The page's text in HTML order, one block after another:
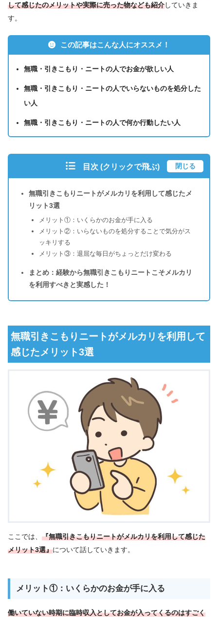
して感じたのメリットや実際に売った物なども紹介していきま
す。
この記事はこんな人にオススメ！
無職・引きこもり・ニートの人でお金が欲しい人
無職・引きこもり・ニートの人でいらないものを処分した
い人
無職・引きこもり・ニートの人で何か行動したい人
目次 (クリックで飛ぶ) 閉じる
無職引きこもりニートがメルカリを利用して感じたメ
リット3選
メリット①：いくらかのお金が手に入る
メリット②：いらないものを処分することで気分がス
ッキリする
メリット③：退屈な毎日がちょっとだけ変わる
まとめ：経験から無職引きこもりニートこそメルカリ
を利用すべきと実感した！
無職引きこもりニートがメルカリを利用して
感じたメリット3選
ここでは、 『無職引きこもりニートがメルカリを利用して感じた
メリット3選』について話していきます。
メリット①：いくらかのお金が手に入る
働いていない時期に臨時収入としてお金が入ってくるのはすごく